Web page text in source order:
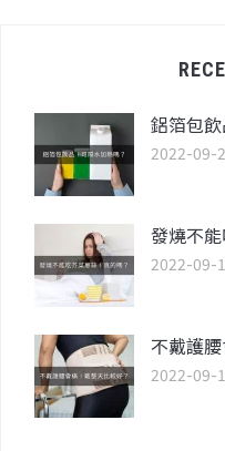
鋁箔包
2022-09-
發燒不
2022-09-
不戴護
2022-09-